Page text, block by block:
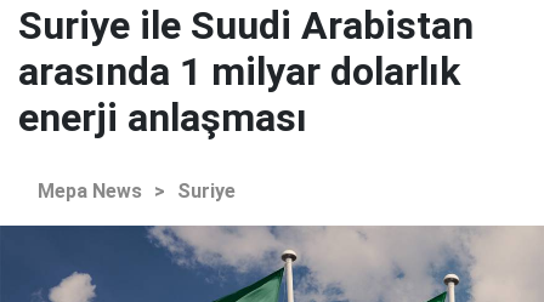
Suriye ile Suudi Arabistan
arasında 1 milyar dolarlık
enerji anlaşması
Mepa News > Suriye